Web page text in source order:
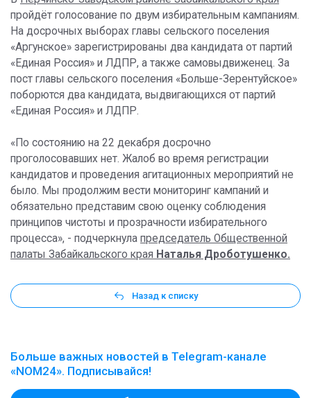
пройдёт голосование по двум избирательным кампаниям.
На досрочных выборах главы сельского поселения
«Аргунское» зарегистрированы два кандидата от партий
«Единая Россия» и ЛДПР, а также самовыдвиженец. За
пост главы сельского поселения «Больше-Зерентуйское»
поборются два кандидата, выдвигающихся от партий
«Единая Россия» и ЛДПР.
«По состоянию на 22 декабря досрочно
проголосовавших нет. Жалоб во время регистрации
кандидатов и проведения агитационных мероприятий не
было. Мы продолжим вести мониторинг кампаний и
обязательно представим свою оценку соблюдения
принципов чистоты и прозрачности избирательного
процесса», - подчеркнула председатель Общественной
палаты Забайкальского края Наталья Дроботушенко.
Назад к списку
Больше важных новостей в Telegram-канале
«NOM24». Подписывайся!